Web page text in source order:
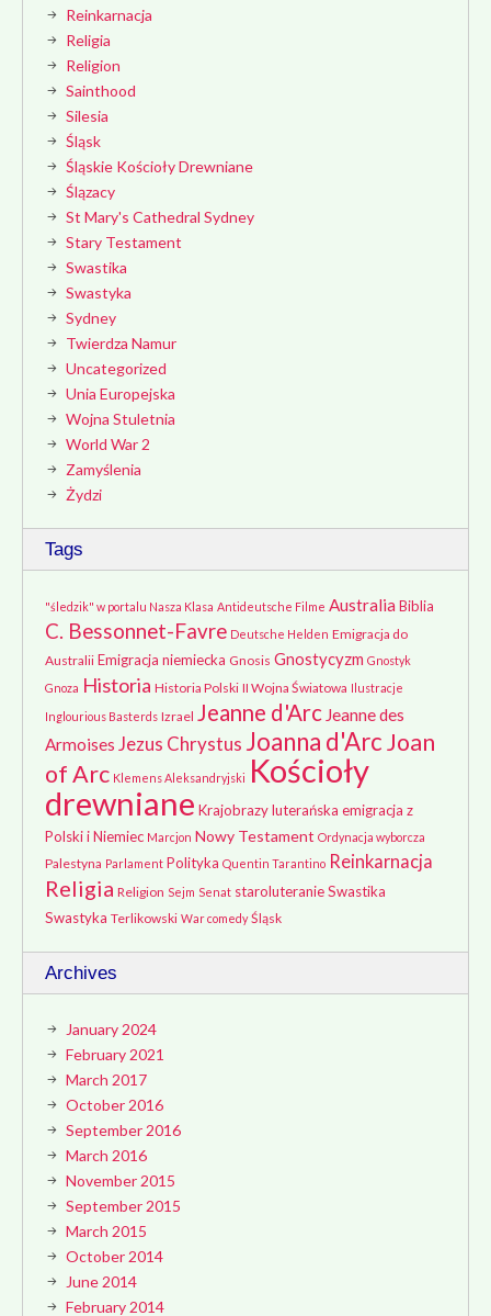
Reinkarnacja
Religia
Religion
Sainthood
Silesia
Śląsk
Śląskie Kościoły Drewniane
Ślązacy
St Mary's Cathedral Sydney
Stary Testament
Swastika
Swastyka
Sydney
Twierdza Namur
Uncategorized
Unia Europejska
Wojna Stuletnia
World War 2
Zamyślenia
Żydzi
Tags
"śledzik" w portalu Nasza Klasa Antideutsche Filme AustraliaBiblia
C. Bessonnet-Favre Deutsche Helden Emigracja do
Australii Emigracja niemiecka Gnosis Gnostycyzm Gnostyk
Gnoza Historia Historia Polski II Wojna Światowa Ilustracje
Inglourious Basterds Izrael Jeanne d'Arc Jeanne des
Armoises Jezus Chrystus Joanna d'ArcJoan
of Arc Klemens Aleksandryjski Kościoły
drewniane Krajobrazyluterańska emigracja z
Polski i Niemiec Marcjon Nowy Testament Ordynacja wyborcza
Palestyna Parlament Polityka Quentin Tarantino Reinkarnacja
Religia Religion Sejm Senat staroluteranieSwastika
Swastyka Terlikowski War comedy Śląsk
Archives
January 2024
February 2021
March 2017
October 2016
September 2016
March 2016
November 2015
September 2015
March 2015
October 2014
June 2014
February 2014